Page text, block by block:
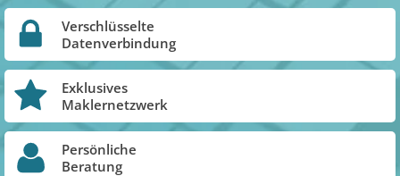
Verschlüsselte
Datenverbindung
Exklusives
Maklernetzwerk
Persönliche
Beratung